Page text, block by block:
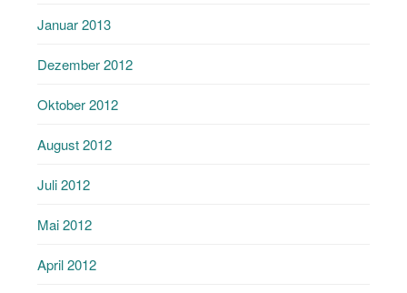
Januar 2013
Dezember 2012
Oktober 2012
August 2012
Juli 2012
Mai 2012
April 2012